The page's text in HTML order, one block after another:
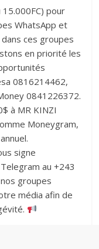
pour
WhatsApp et
dans ces groupes
en priorité les
0816214462,
0841226372.
à MR KINZI
Moneygram,
signe
au +243
groupes
média afin de